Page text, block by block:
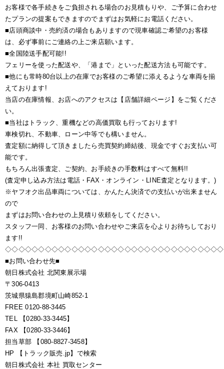
お客様で各手続きをご負担される場合のお見積もりや、ご予算に合わせ
たプランの提案もできますのでまずはお気軽にお電話ください。
■店頭商談中・売約済の場合もありますので現車確認ご希望のお客様
は、必ず事前にご連絡の上ご来店願います。
■全国陸送手配可能!!
フェリーを使った配送や、「港まで」といった配送方法も可能です。
■他にも常時80台以上の在庫でお客様のご希望に添えるような車両を揃
えております!
当店の在庫情報、お店へのアクセスは【店舗詳細ページ】をご覧くださ
い。
■当社はトラック、重機などの高価買取も行っております!
車検切れ、不動車、ローン中等でも構いません。
査定額に納得して頂きましたら売買契約締結後、現金ですぐお支払い可
能です。
もちろん出張査定、ご契約、お手続きの手数料はすべて無料!!
(査定申し込み方法は電話・FAX・オンライン・LINE査定となります。)
※ヤフオク出品車両については、かんたん決済での支払いが出来ません
ので
まずはお問い合わせの上見積り依頼をしてください。
スタッフ一同、お客様のお問い合わせやご来店を心よりお待ちしており
ます!!
■お問い合わせ先■
朝日株式会社 北関東展示場
〒306-0413
茨城県猿島郡境町山崎852-1
FREE 0120-88-3445
TEL 【0280-33-3445】
FAX 【0280-33-3446】
担当草部 【080-8827-3458】
HP 【トラック販売.jp】で検索
朝日株式会社 本社 買取センター